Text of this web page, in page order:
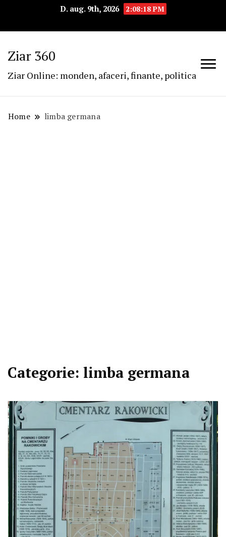
D. aug. 9th, 2026 2:08:18 PM
Ziar 360
Ziar Online: monden, afaceri, finante, politica
Home limba germana
Categorie: limba germana